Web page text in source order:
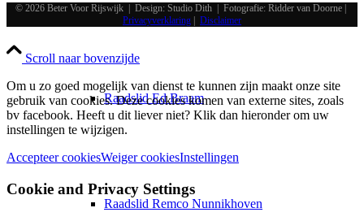
Raadslid Ed Braam
Raadslid Remco Nunnikhoven
© 2026 Beter Voor Rijswijk | Design: Studio Dith | Fotografie: Ridder van Doorne |
Privacyverklaring
Disclaimer
Scroll naar bovenzijde
Om u zo goed mogelijk van dienst te kunnen zijn maakt onze site
gebruik van cookies. Deze cookies komen van externe sites, zoals
bv facebook. Heeft u dit liever niet? Klik dan hieronder om uw
instellingen te wijzigen.
Accepteer cookiesWeiger cookiesInstellingen
Cookie and Privacy Settings